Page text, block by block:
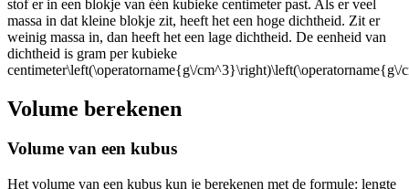
stof er in een blokje van één kubieke centimeter past. Als er veel
massa in dat kleine blokje zit, heeft het een hoge dichtheid. Zit er
weinig massa in, dan heeft het een lage dichtheid. De eenheid van
dichtheid is gram per kubieke
centimeter\left(\operatorname{g\/
Volume berekenen
Volume van een kubus
Het volume van een kubus kun je berekenen met de formule: lengte